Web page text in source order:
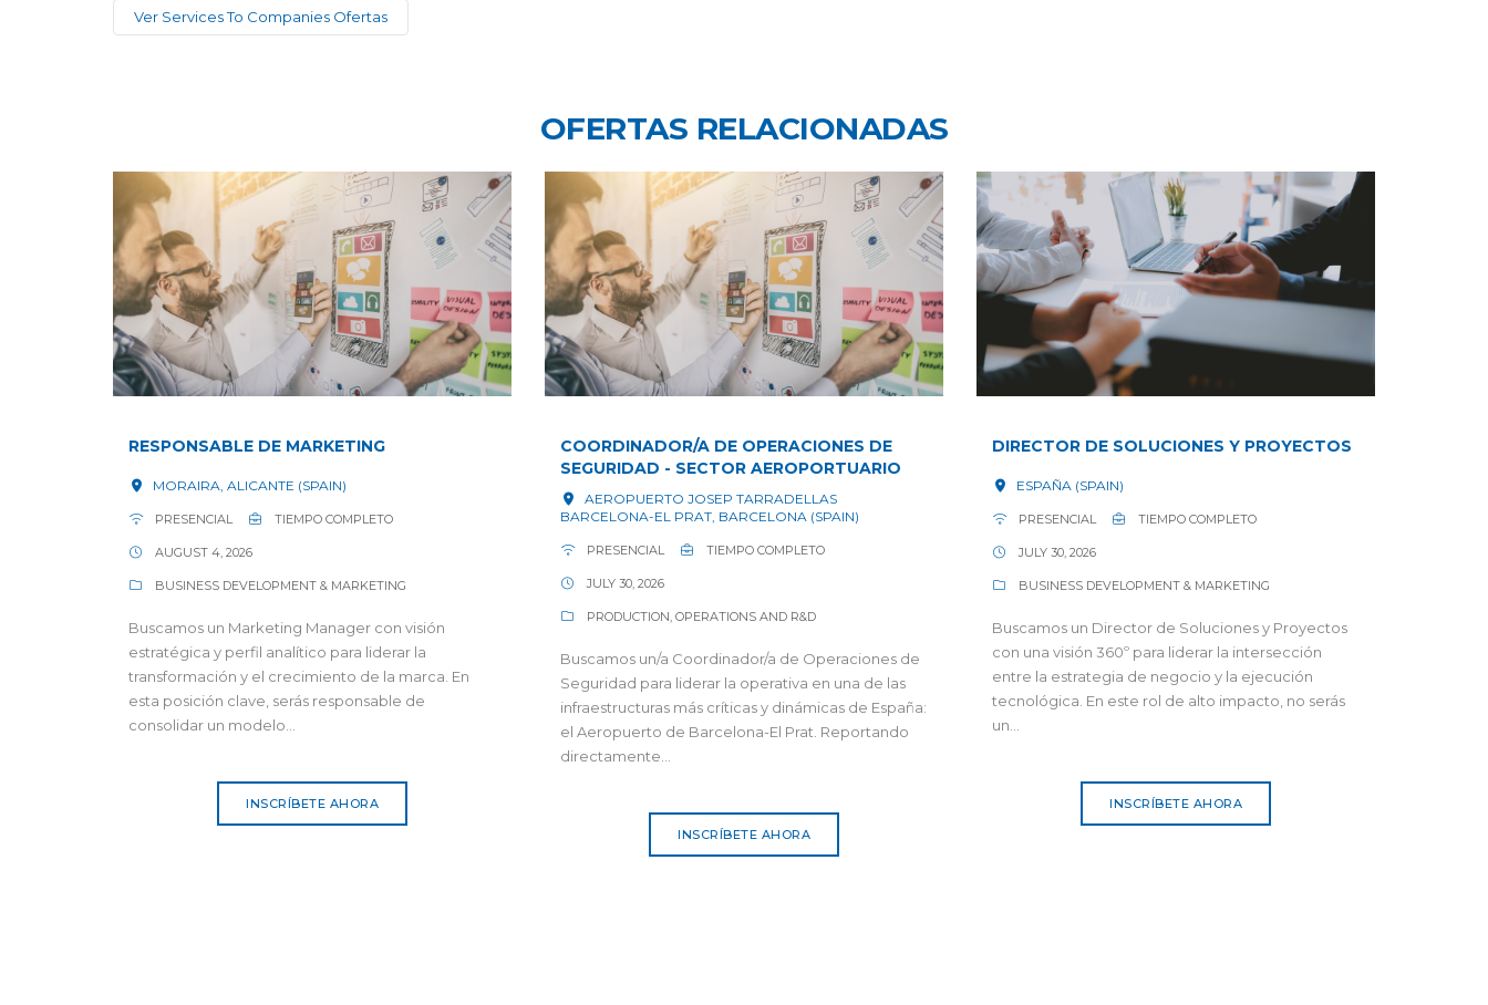
Ver Services To Companies Ofertas
OFERTAS RELACIONADAS
RESPONSABLE DE MARKETING
MORAIRA, ALICANTE (SPAIN)
PRESENCIAL TIEMPO COMPLETO
AUGUST 4, 2026
BUSINESS DEVELOPMENT & MARKETING
Buscamos un Marketing Manager con visión
estratégica y perfil analítico para liderar la
transformación y el crecimiento de la marca. En
esta posición clave, serás responsable de
consolidar un modelo...
INSCRÍBETE AHORA
COORDINADOR/A DE OPERACIONES DE
SEGURIDAD - SECTOR AEROPORTUARIO
AEROPUERTO JOSEP TARRADELLAS
BARCELONA-EL PRAT, BARCELONA (SPAIN)
PRESENCIAL TIEMPO COMPLETO
JULY 30, 2026
PRODUCTION, OPERATIONS AND R&D
Buscamos un/a Coordinador/a de Operaciones de
Seguridad para liderar la operativa en una de las
infraestructuras más críticas y dinámicas de España:
el Aeropuerto de Barcelona-El Prat. Reportando
directamente...
INSCRÍBETE AHORA
DIRECTOR DE SOLUCIONES Y PROYECTOS
ESPAÑA (SPAIN)
PRESENCIAL TIEMPO COMPLETO
JULY 30, 2026
BUSINESS DEVELOPMENT & MARKETING
Buscamos un Director de Soluciones y Proyectos
con una visión 360º para liderar la intersección
entre la estrategia de negocio y la ejecución
tecnológica. En este rol de alto impacto, no serás
un...
INSCRÍBETE AHORA